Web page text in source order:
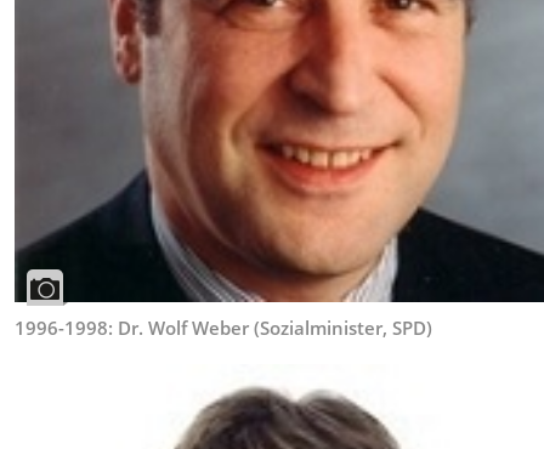
1996-1998: Dr. Wolf Weber (Sozialminister, SPD)